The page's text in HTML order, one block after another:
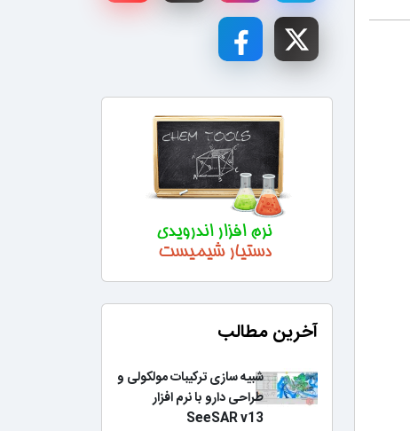
آخرین مطالب
شبیه سازی ترکیبات مولکولی و
طراحی دارو با نرم افزار
SeeSAR v13